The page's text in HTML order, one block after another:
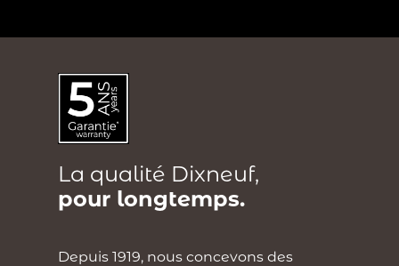
La qualité Dixneuf,
pour longtemps.
Depuis 1919, nous concevons des